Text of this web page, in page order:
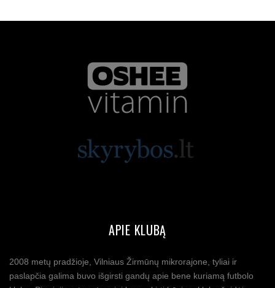
APIE KLUBĄ
2008 metų pradžioje, Vilniaus Žirmūnų mikrorajone, tyliai ir
paslapčia galima buvo išgirsti gandų apie bene kuriamą futbolo